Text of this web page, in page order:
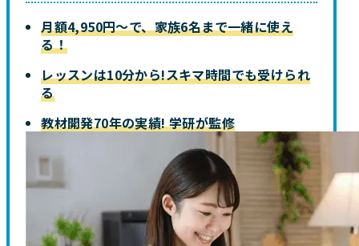
月額4,950円〜で、家族6名まで一緒に使え
る！
レッスンは10分から!スキマ時間でも受けられ
る
教材開発70年の実績! 学研が監修